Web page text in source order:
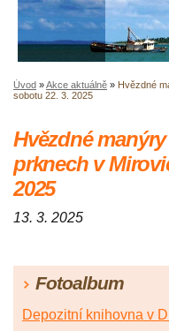
Úvod »Akce aktuálně » Hvězdné
sobotu 22. 3. 2025
Hvězdné
prknech v
2025
13. 3. 2025
Fotoalbum
Depozitní knihovna v